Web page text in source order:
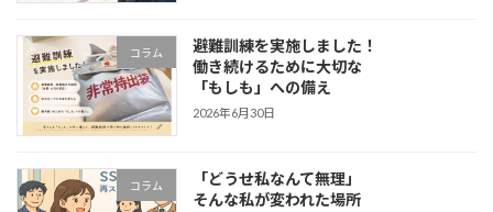
コラム
避難訓練を実施しました！
働き続けるために大切な
「もしも」への備え
2026年6月30日
コラム
「どうせ私なんて無理」
そんな私が変われた場所